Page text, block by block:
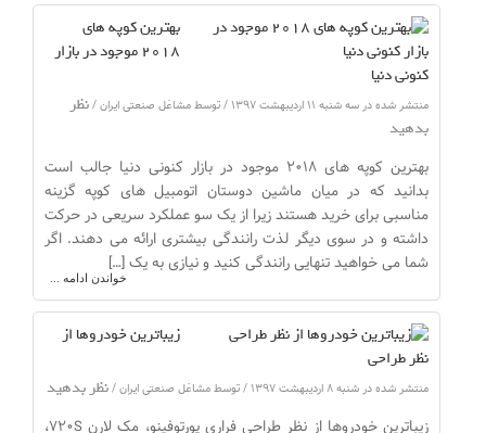
بهترین کوپه های
۲۰۱۸ موجود در بازار
کنونی دنیا
منتشر شده در سه شنبه ۱۱ اردیبهشت ۱۳۹۷ / توسط مشاغل صنعتی ایران /
نظر
بدهید
بهترین کوپه های ۲۰۱۸ موجود در بازار کنونی دنیا جالب است
بدانید که در میان ماشین دوستان اتومبیل های کوپه گزینه
مناسبی برای خرید هستند زیرا از یک سو عملکرد سریعی در حرکت
داشته و در سوی دیگر لذت رانندگی بیشتری ارائه می دهند. اگر
شما می خواهید تنهایی رانندگی کنید و نیازی به یک […]
خواندن ادامه ...
زیباترین خودروها از
نظر طراحی
منتشر شده در شنبه ۸ اردیبهشت ۱۳۹۷ / توسط مشاغل صنعتی ایران / نظر بدهید
زیباترین خودروها از نظر طراحی فراری پورتوفینو، مک لارن ۷۲۰S،